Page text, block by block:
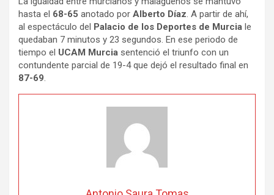
hasta el 68-65 anotado por Alberto Díaz. A partir de ahí,
al espectáculo del Palacio de los Deportes de Murcia le
quedaban 7 minutos y 23 segundos. En ese periodo de
tiempo el UCAM Murcia sentenció el triunfo con un
contundente parcial de 19-4 que dejó el resultado final en
87-69.